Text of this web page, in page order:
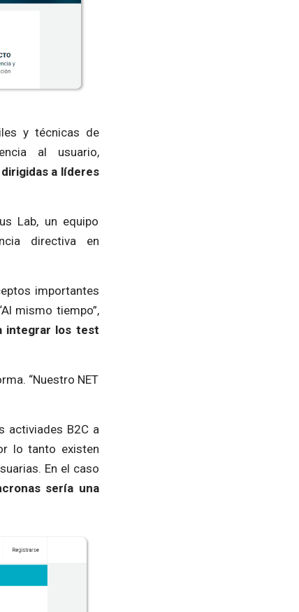
y técnicas de
al usuario,
a líderes
Lab, un equipo
directiva en
importantes
mismo tiempo”,
integrar los test
“Nuestro NET
activiades B2C a
lo tanto existen
En el caso
sería una